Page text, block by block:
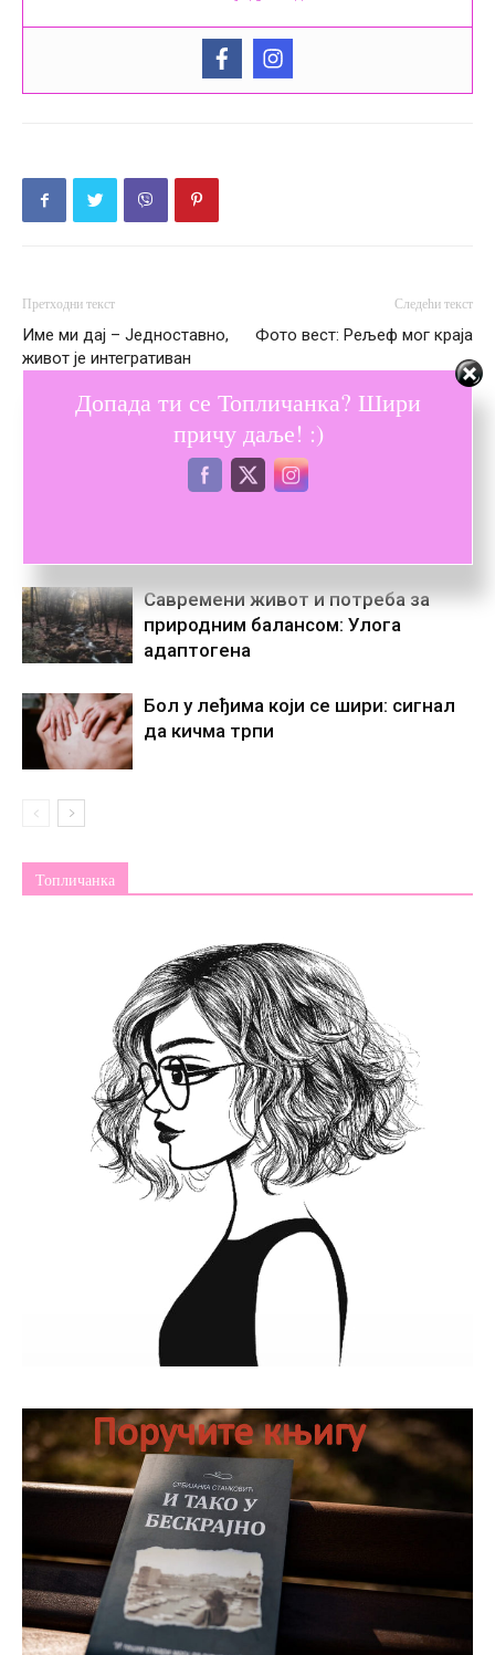
Претходни текст
Име ми дај – Једноставно,
живот је интегративан
Следећи текст
Фото вест: Рељеф мог краја
ПОВЕЗАНЕ ОБЈАВЕ ВИШЕ ОД АУТОРА
Како организовати женски дан за
Савремени живот и потреба за
природним балансом: Улога
адаптогена
Бол у леђима који се шири: сигнал
да кичма трпи
Топличанка
Допада ти се Топличанка? Шири
причу даље! :)